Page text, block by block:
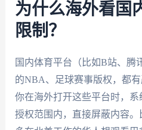
为什么海外看国
限制？
国内体育平台（比如B站、腾
的NBA、足球赛事版权，都
你在海外打开这些平台时，
授权范围内，直接屏蔽内容